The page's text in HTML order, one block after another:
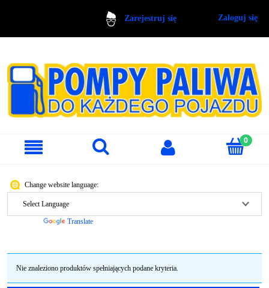
Zarejestruj się Zaloguj się
Change website language:
Translate
Nie znaleziono produktów spełniających podane kryteria.